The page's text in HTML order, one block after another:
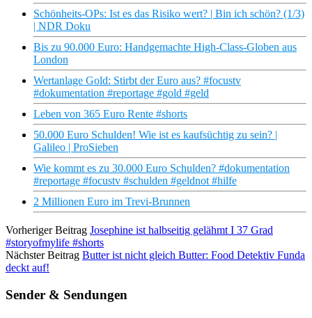
Schönheits-OPs: Ist es das Risiko wert? | Bin ich schön? (1/3)
| NDR Doku
Bis zu 90.000 Euro: Handgemachte High-Class-Globen aus
London
Wertanlage Gold: Stirbt der Euro aus? #focustv
#dokumentation #reportage #gold #geld
Leben von 365 Euro Rente #shorts
50.000 Euro Schulden! Wie ist es kaufsüchtig zu sein? |
Galileo | ProSieben
Wie kommt es zu 30.000 Euro Schulden? #dokumentation
#reportage #focustv #schulden #geldnot #hilfe
2 Millionen Euro im Trevi-Brunnen
Vorheriger Beitrag Josephine ist halbseitig gelähmt I 37 Grad
#storyofmylife #shorts
Nächster Beitrag Butter ist nicht gleich Butter: Food Detektiv Funda
deckt auf!
Sender & Sendungen